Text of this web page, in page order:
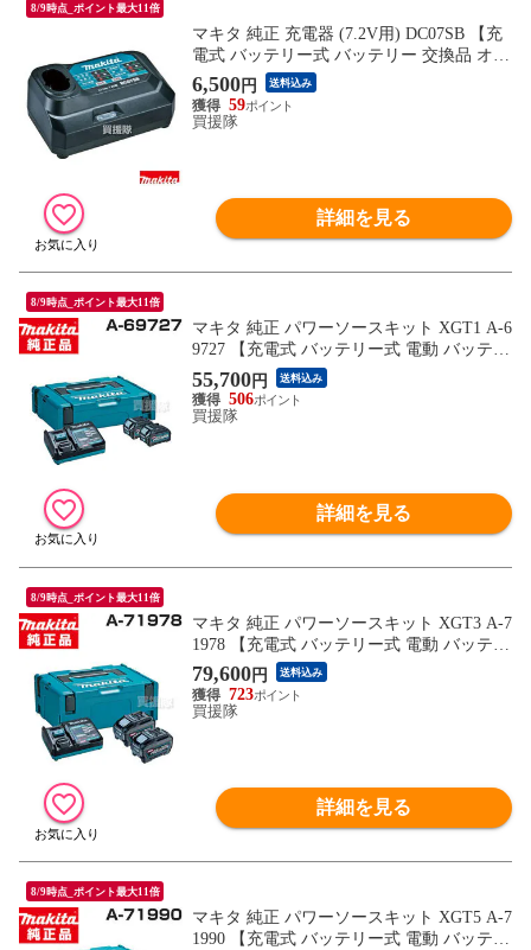
8/9時点_ポイント最大11倍
マキタ 純正 充電器 (7.2V用) DC07SB 【充
電式 バッテリー式 バッテリー 交換品 オプ
ション 替え チャーヂャー チャージャー 純
正 充電器 日本仕様 新品 makita 正規品 ま
きた バッテリー充電 オプション 専用 バッ
6,500円 送料込み
59
買援隊
詳細を見る
8/9時点_ポイント最大11倍
マキタ 純正 パワーソースキット XGT1 A-6
9727 【充電式 バッテリー式 電動 バッテリ
ー 交換品 オプション 替え 工具 diy チャー
ヂャー チャージャー makita 正規品 マキタ
純正 充電器 日本仕様 マキタ正規取扱店】
55,700円 送料込み
506
買援隊
詳細を見る
8/9時点_ポイント最大11倍
マキタ 純正 パワーソースキット XGT3 A-7
1978 【充電式 バッテリー式 電動 バッテリ
ー 交換品 オプション 替え 工具 diy チャー
ヂャー チャージャー makita 正規品 マキタ
純正 充電器 日本仕様 マキタ正規取扱店】
79,600円 送料込み
723
買援隊
詳細を見る
8/9時点_ポイント最大11倍
マキタ 純正 パワーソースキット XGT5 A-7
1990 【充電式 バッテリー式 電動 バッテリ